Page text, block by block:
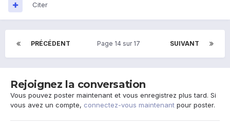
Citer
PRÉCÉDENT SUIVANT
Page 14 sur 17
Rejoignez la conversation
Vous pouvez poster maintenant et vous enregistrez plus tard. Si
vous avez un compte, connectez-vous maintenant pour poster.